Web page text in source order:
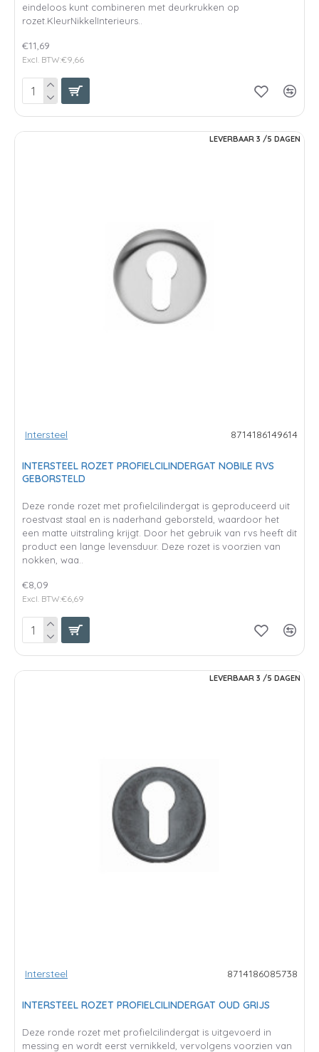
eindeloos kunt combineren met deurkrukken op
rozet.KleurNikkelInterieurs..
€11,69
Excl. BTW:€9,66
LEVERBAAR 3 /5 DAGEN
Intersteel 8714186149614
INTERSTEEL ROZET PROFIELCILINDERGAT NOBILE RVS
GEBORSTELD
Deze ronde rozet met profielcilindergat is geproduceerd uit
roestvast staal en is naderhand geborsteld, waardoor het
een matte uitstraling krijgt. Door het gebruik van rvs heeft dit
product een lange levensduur. Deze rozet is voorzien van
nokken, waa..
€8,09
Excl. BTW:€6,69
LEVERBAAR 3 /5 DAGEN
Intersteel 8714186085738
INTERSTEEL ROZET PROFIELCILINDERGAT OUD GRIJS
Deze ronde rozet met profielcilindergat is uitgevoerd in
messing en wordt eerst vernikkeld, vervolgens voorzien van